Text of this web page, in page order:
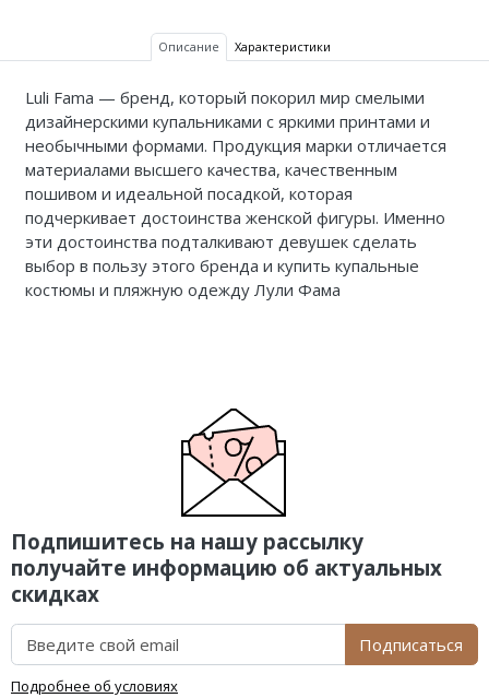
Описание Характеристики
Luli Fama — бренд, который покорил мир смелыми
дизайнерскими купальниками с яркими принтами и
необычными формами. Продукция марки отличается
материалами высшего качества, качественным
пошивом и идеальной посадкой, которая
подчеркивает достоинства женской фигуры. Именно
эти достоинства подталкивают девушек сделать
выбор в пользу этого бренда и купить купальные
костюмы и пляжную одежду Лули Фама
Подпишитесь на нашу рассылку
получайте информацию об актуальных
скидках
Подписаться
Подробнее об условиях